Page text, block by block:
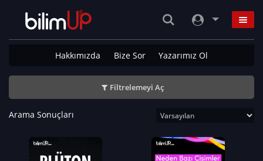
Hakkımızda Bize Sor Yazarımız Ol
Filtrelemeyi Aç
Arama Sonuçları